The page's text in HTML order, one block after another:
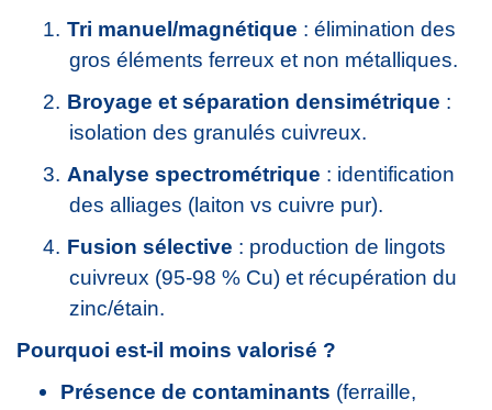
1. Tri manuel/magnétique : élimination des
gros éléments ferreux et non métalliques.
2. Broyage et séparation densimétrique :
isolation des granulés cuivreux.
3. Analyse spectrométrique : identification
des alliages (laiton vs cuivre pur).
4. Fusion sélective : production de lingots
cuivreux (95-98 % Cu) et récupération du
zinc/étain.
Pourquoi est-il moins valorisé ?
Présence de contaminants (ferraille,